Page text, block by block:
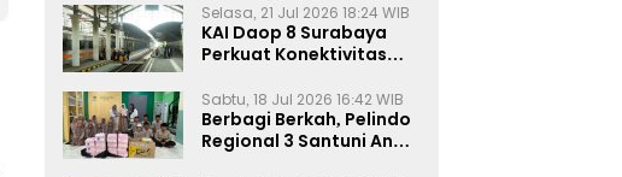
Selasa, 21 Jul 2026 18:24 WIB
KAI Daop 8 Surabaya
Perkuat Konektivitas
Terintegrasi di Jawa
Timur
Sabtu, 18 Jul 2026 16:42 WIB
Berbagi Berkah, Pelindo
Regional 3 Santuni Anak